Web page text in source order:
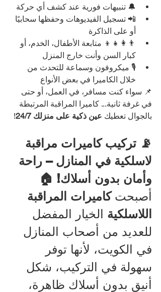
🔔 تنبيهات فورية عند كشف أي حركة
📲 تسجيل الفيديوهات وحفظها سحابيًا
أو على الذاكرة
👨‍👩‍👧‍👦 متابعة الأطفال، الخدم، أو
كبار السن وأنت خارج المنزل
🎙️ ميكروفون وسماعة للتحدث من
خلال الكاميرا في بعض الأنواع
📌 سواء كنت مسافر، في العمل، أو حتى
في غرفة ثانية... كاميرا المراقبة المرتبطة
بالجوال تعطيك عين ذكية على منزلك 24/7 !
📡 تركيب كاميرات مراقبة
لاسلكية في المنازل – راحة
وأمان بدون أسلاك! 🏠
أصبحت كاميرات المراقبة
اللاسلكية الخيار المفضل
للعديد من أصحاب المنازل
في الكويت، لأنها توفر
سهولة في التركيب، شكل
أنيق بدون أسلاك ظاهرة،